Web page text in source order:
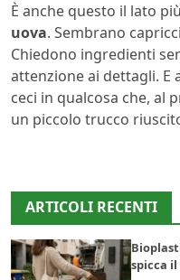
È anche questo il lato
uova. Sembrano
Chiedono ingredienti
attenzione ai dettagli. E
ceci in qualcosa che, al
un piccolo trucco
ARTICOLI RECENTI
spicca